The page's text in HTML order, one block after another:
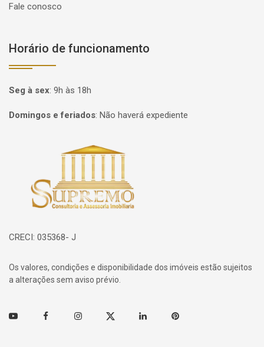
Fale conosco
Horário de funcionamento
Seg à sex: 9h às 18h
Domingos e feriados: Não haverá expediente
Página inicial
CRECI: 035368- J
Os valores, condições e disponibilidade dos imóveis estão sujeitos
a alterações sem aviso prévio.
Youtube FacebookInstagramTwitter Linkedin Pinterest